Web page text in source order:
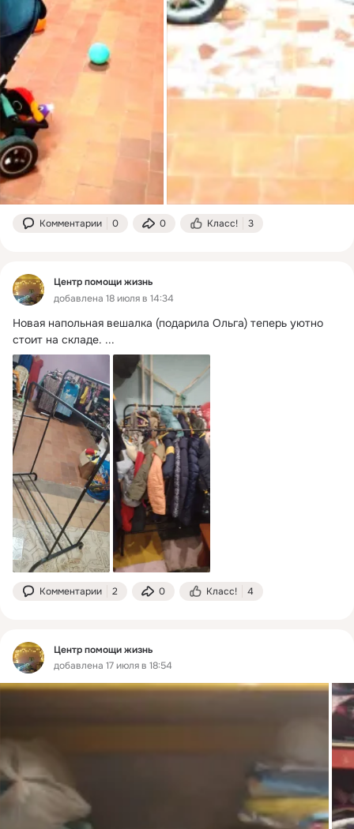
Комментарии 0 0 Класс! 3
Центр помощи жизнь
добавлена 18 июля в 14:34
Новая напольная вешалка (подарила Ольга) теперь уютно
стоит на складе. ...
Комментарии 2 0 Класс! 4
Центр помощи жизнь
добавлена 17 июля в 18:54